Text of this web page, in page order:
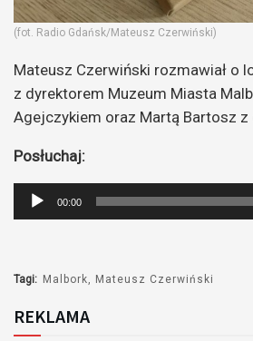
(fot. Radio Gdańsk/Mateusz Czerwiński)
Mateusz Czerwiński rozmawiał o
z dyrektorem Muzeum Miasta
Agejczykiem oraz Martą Bartosz z
Posłuchaj:
Odtwarzacz
plików
00:00
Tagi: Malbork Mateusz Czerwiński
REKLAMA